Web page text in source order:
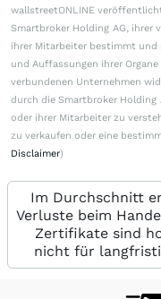
wallstreetONLINE
Smartbroker Holding AG, ihrer
ihrer Mitarbeiter bestimmt und
und Auffassungen ihrer
verbundenen Unternehmen
durch die Smartbroker Holding
oder ihrer Mitarbeiter zu
zu verkaufen oder eine
Disclaimer)
Im Durchschnitt
Verluste beim
Zertifikate sind
nicht für